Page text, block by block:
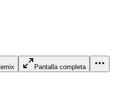
Pantalla completa